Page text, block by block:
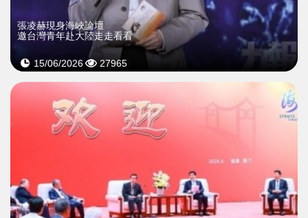
張凌赫現身海峽論壇
邀台灣青年赴大陸走走看看
15/06/2026 27965